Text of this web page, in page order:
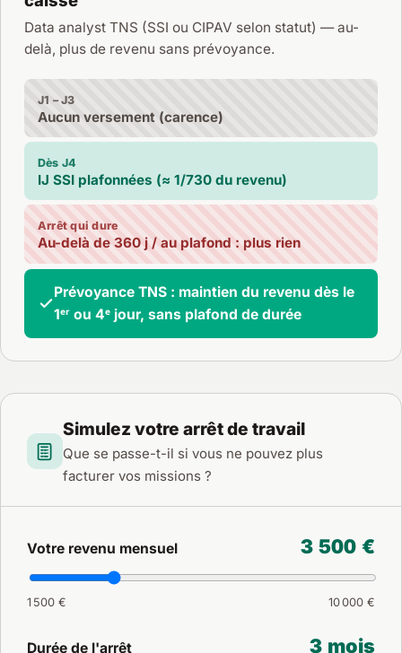
Data analyst TNS (SSI ou CIPAV selon statut) — au-
delà, plus de revenu sans prévoyance.
J1 – J3
Aucun versement (carence)
Dès J4
IJ SSI plafonnées (≈ 1/730 du revenu)
Arrêt qui dure
Au-delà de 360 j / au plafond : plus rien
Prévoyance TNS : maintien du revenu dès le
1ᵉʳ ou 4ᵉ jour, sans plafond de durée
Simulez votre arrêt de travail
Que se passe-t-il si vous ne pouvez plus
facturer vos missions ?
Votre revenu mensuel 3 500 €
1 500 € 10 000 €
Durée de l'arrêt 3 mois